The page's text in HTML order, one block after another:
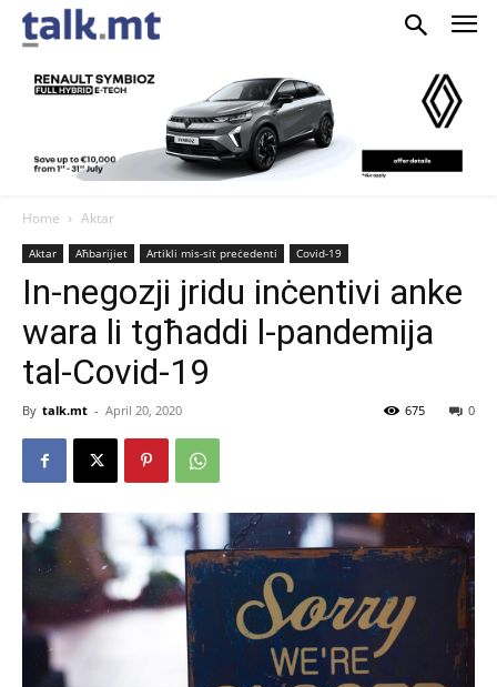
Home Aktar
Aktar Aħbarijiet Artikli mis-sit preċedenti Covid-19
In-negozji jridu inċentivi anke
wara li tgħaddi l-pandemija
tal-Covid-19
By talk.mt - April 20, 2020 0
675